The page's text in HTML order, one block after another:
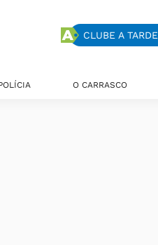
CLUBE A TARDE
O CARRASCO